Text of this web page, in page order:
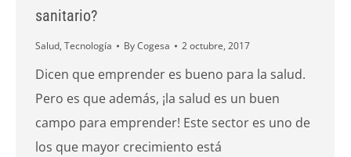
sanitario?
Salud, Tecnología ByCogesa 2 octubre, 2017
Dicen que emprender es bueno para la salud.
Pero es que además, ¡la salud es un buen
campo para emprender! Este sector es uno de
los que mayor crecimiento está